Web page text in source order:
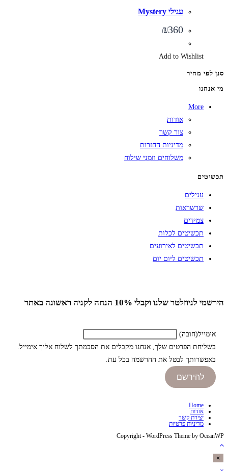
עגילי Mystery
₪360
Add to Wishlist
סנן לפי מחיר
מי אנחנו
More
אודות
צור קשר
מדיניות החזרות
משלוחים וזמני שילוח
תכשיטים
עגילים
שרשראות
צמידים
תכשיטים לכלות
תכשיטים לאירועים
תכשיטים ליום יום
הירשמי לניוזלטר שלנו וקבלי 10% הנחה לקניה ראשונה באתר
אימייל(חובה)
בשליחת הפרטים שלך, אנחנו מקבלים את הסכמתך לשלוח אליך אימייל.
באפשרותך לבטל את ההרשמה בכל עת.
להירשם
Home
אודות
יצירת קשר
מדיניות פרטיות
Copyright - WordPress Theme by OceanWP
×